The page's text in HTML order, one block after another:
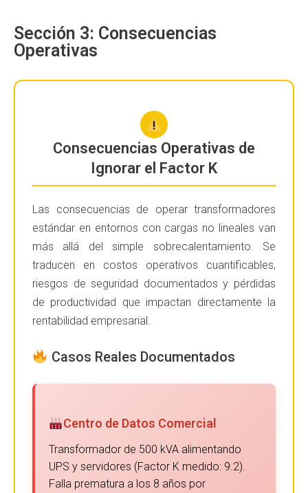
Sección 3: Consecuencias
Operativas
Consecuencias Operativas de
Ignorar el Factor K
Las consecuencias de operar transformadores
estándar en entornos con cargas no lineales van
más allá del simple sobrecalentamiento. Se
traducen en costos operativos cuantificables,
riesgos de seguridad documentados y pérdidas
de productividad que impactan directamente la
rentabilidad empresarial.
Casos Reales Documentados
Centro de Datos Comercial
Transformador de 500 kVA alimentando
UPS y servidores (Factor K medido: 9.2).
Falla prematura a los 8 años por